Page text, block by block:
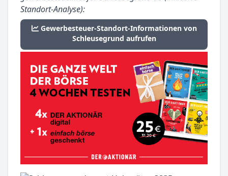
Standort-Analyse):
Gewerbesteuer-Standort-Informationen von
Schleusegrund aufrufen